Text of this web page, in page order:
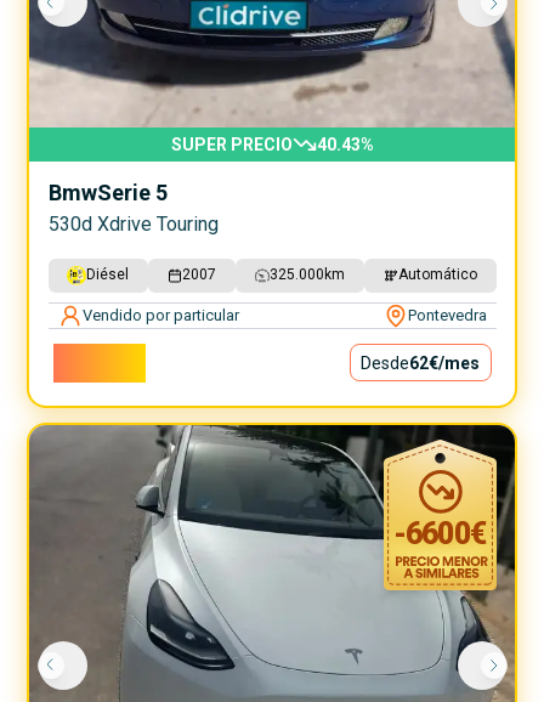
SUPER PRECIO 40.43%
BmwSerie 5
530d Xdrive Touring
Diésel 2007 325.000 km Automático
Vendido por particular Pontevedra
Desde62€/mes
-6600€